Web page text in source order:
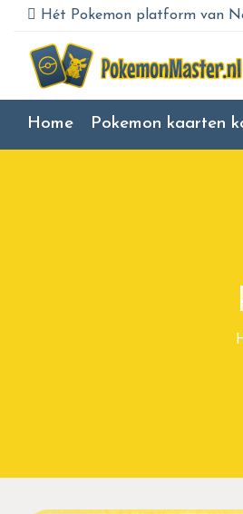
Hét Pokemon platform van
Home Pokemon kaarten